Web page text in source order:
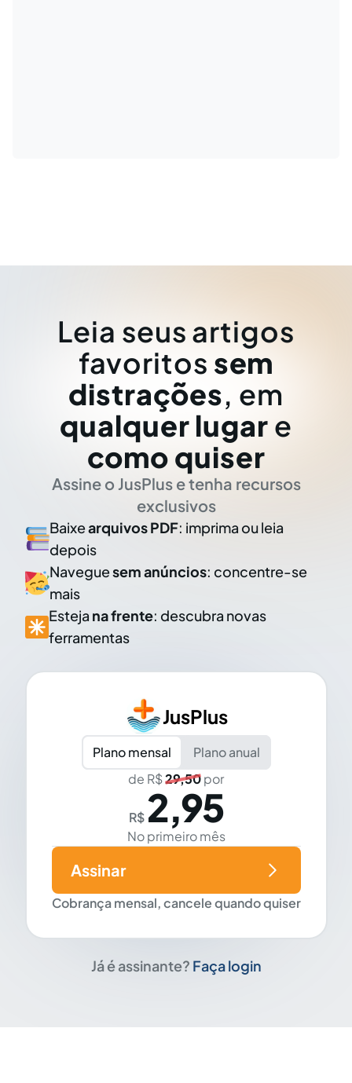
Leia seus artigos
favoritos sem
distrações, em
qualquer lugar e
como quiser
Assine o JusPlus e tenha recursos
exclusivos
Baixearquivos PDF: imprima ou leia
depois
Naveguesem anúncios: concentre-se
mais
Esteja na frente: descubra novas
ferramentas
JusPlus
Plano mensal
Plano anual
de R$29,50por
R$ 2,95
No primeiro mês
Cobrança mensal, cancele quando quiser
Assinar
Já é assinante? Faça login